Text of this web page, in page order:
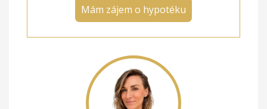
Mám zájem o hypotéku